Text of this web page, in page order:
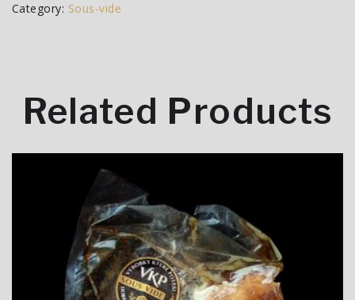
Category: Sous-vide
Related Products